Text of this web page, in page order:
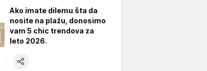
Ako imate dilemu šta da
nosite na plažu, donosimo
vam 5 chic trendova za
leto 2026.